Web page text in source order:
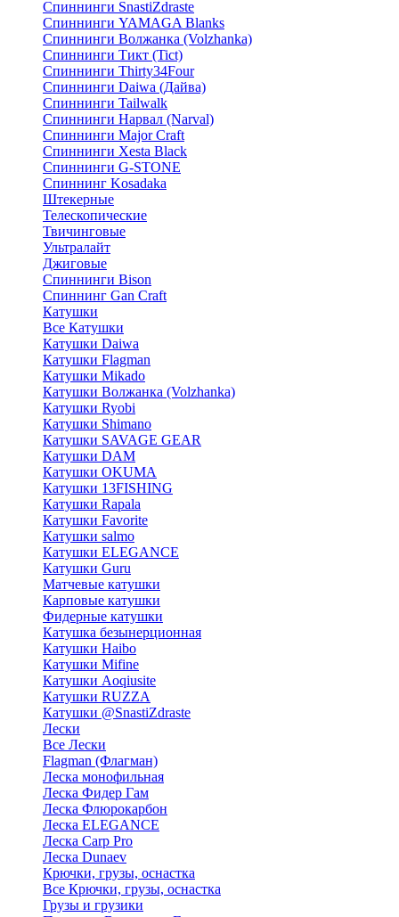
Спиннинги SnastiZdraste
Спиннинги YAMAGA Blanks
Спиннинги Волжанка (Volzhanka)
Спиннинги Тикт (Tict)
Спиннинги Thirty34Four
Спиннинги Daiwa (Дайва)
Спиннинги Tailwalk
Спиннинги Нарвал (Narval)
Спиннинги Major Craft
Спиннинги Xesta Black
Спиннинги G-STONE
Спиннинг Kosadaka
Штекерные
Телескопические
Твичинговые
Ультралайт
Джиговые
Спиннинги Bison
Спиннинг Gan Craft
Катушки
Все Катушки
Катушки Daiwa
Катушки Flagman
Катушки Mikado
Катушки Волжанка (Volzhanka)
Катушки Ryobi
Катушки Shimano
Катушки SAVAGE GEAR
Катушки DAM
Катушки OKUMA
Катушки 13FISHING
Катушки Rapala
Катушки Favorite
Катушки salmo
Катушки ELEGANCE
Катушки Guru
Матчевые катушки
Карповые катушки
Фидерные катушки
Катушка безынерционная
Катушки Haibo
Катушки Mifine
Катушки Aoqiusite
Катушки RUZZA
Катушки @SnastiZdraste
Лески
Все Лески
Flagman (Флагман)
Леска монофильная
Леска Фидер Гам
Леска Флюрокарбон
Леска ELEGANCE
Леска Carp Pro
Леска Dunaev
Крючки, грузы, оснастка
Все Крючки, грузы, оснастка
Грузы и грузики